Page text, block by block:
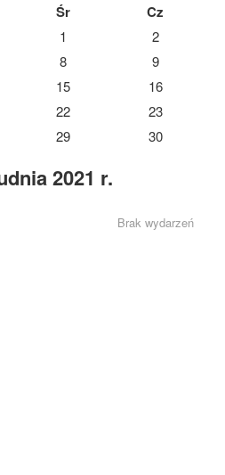
Śr Cz
1 2
8 9
15 16
22 23
29 30
2021 r.
Brak wydarzeń